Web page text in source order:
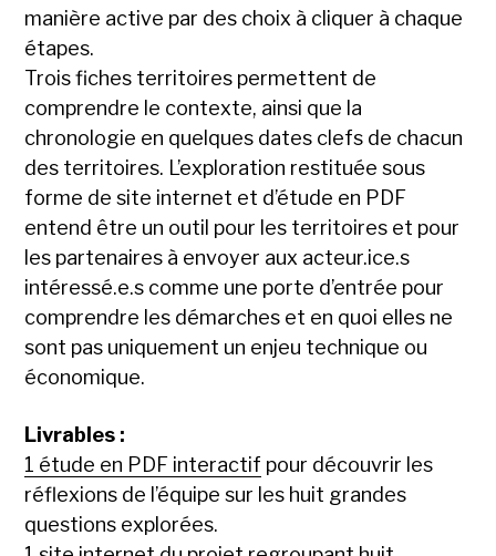
manière active par des choix à cliquer à chaque
étapes.
Trois fiches territoires permettent de
comprendre le contexte, ainsi que la
chronologie en quelques dates clefs de chacun
des territoires. L’exploration restituée sous
forme de site internet et d’étude en PDF
entend être un outil pour les territoires et pour
les partenaires à envoyer aux acteur.ice.s
intéressé.e.s comme une porte d’entrée pour
comprendre les démarches et en quoi elles ne
sont pas uniquement un enjeu technique ou
économique.
Livrables :
1 étude en PDF interactif pour découvrir les
réflexions de l’équipe sur les huit grandes
questions explorées.